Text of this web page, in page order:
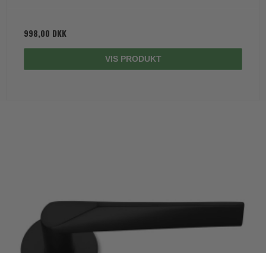
998,00 DKK
VIS PRODUKT